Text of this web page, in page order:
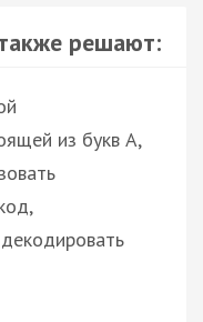
решают:
из букв А,